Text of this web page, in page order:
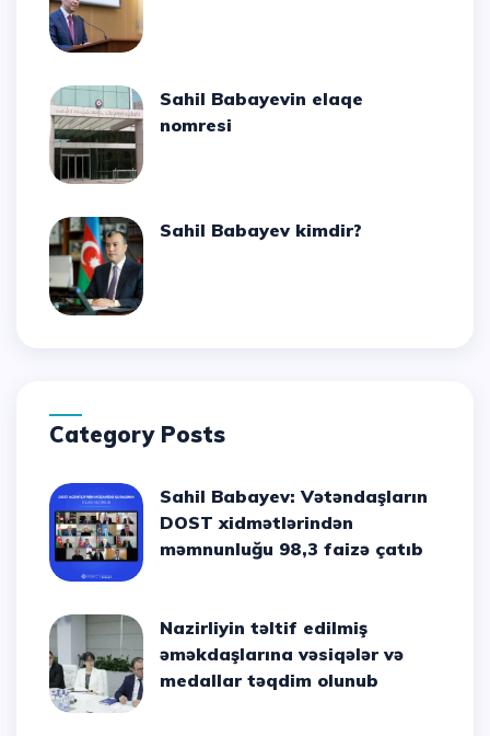
Sahil Babayevin elaqe
nomresi
Sahil Babayev kimdir?
Category Posts
Sahil Babayev: Vətəndaşların
DOST xidmətlərindən
məmnunluğu 98,3 faizə çatıb
Nazirliyin təltif edilmiş
əməkdaşlarına vəsiqələr və
medallar təqdim olunub